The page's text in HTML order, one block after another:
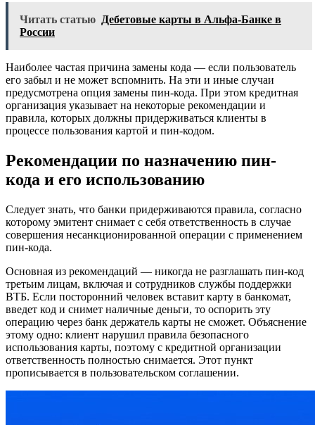
Читать статью Дебетовые карты в Альфа-Банке в
России
Наиболее частая причина замены кода — если пользователь
его забыл и не может вспомнить. На эти и иные случаи
предусмотрена опция замены пин-кода. При этом кредитная
организация указывает на некоторые рекомендации и
правила, которых должны придерживаться клиенты в
процессе пользования картой и пин-кодом.
Рекомендации по назначению пин-
кода и его использованию
Следует знать, что банки придерживаются правила, согласно
которому эмитент снимает с себя ответственность в случае
совершения несанкционированной операции с применением
пин-кода.
Основная из рекомендаций — никогда не разглашать пин-код
третьим лицам, включая и сотрудников службы поддержки
ВТБ. Если посторонний человек вставит карту в банкомат,
введет код и снимет наличные деньги, то оспорить эту
операцию через банк держатель карты не сможет. Объяснение
этому одно: клиент нарушил правила безопасного
использования карты, поэтому с кредитной организации
ответственность полностью снимается. Этот пункт
прописывается в пользовательском соглашении.